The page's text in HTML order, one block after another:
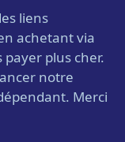
liens
achetant via
plus cher.
notre
Merci